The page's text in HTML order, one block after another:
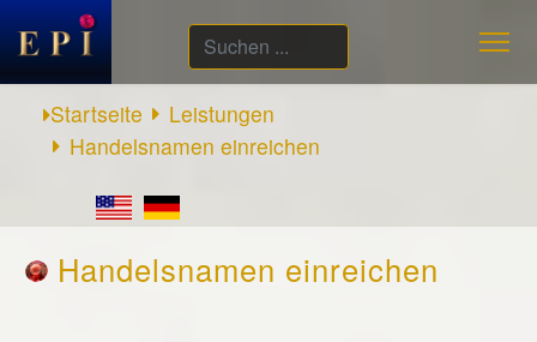
Suchen
...
Startseite
Leistungen
Handelsnamen einreichen
Handelsnamen einreichen